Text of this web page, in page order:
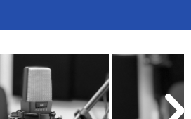
SUBSCRIBE
EDUCATIONAL LICENSES
GIFT CARDS